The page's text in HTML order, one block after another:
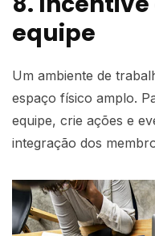
equipe
Um ambiente de
espaço físico amplo.
equipe, crie ações e
integração dos